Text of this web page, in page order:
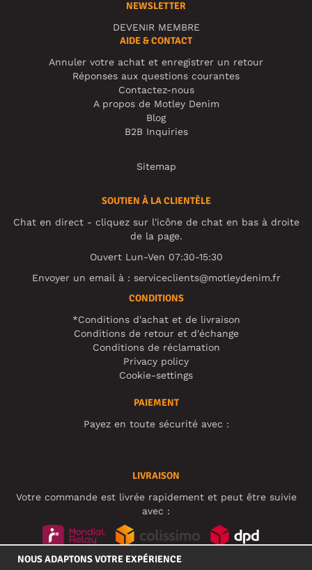
NEWSLETTER
DEVENIR MEMBRE
AIDE & CONTACT
Annuler votre achat et enregistrer un retour
Réponses aux questions courantes
Contactez-nous
A propos de Motley Denim
Blog
B2B Inquiries
Sitemap
SOUTIEN À LA CLIENTÈLE
Chat en direct - cliquez sur l'icône de chat en bas à droite
de la page.
Ouvert Lun-Ven 07:30-15:30
Envoyer un email à : serviceclients@motleydenim.fr
CONDITIONS
*Conditions d'achat et de livraison
Conditions de retour et d'échange
Conditions de réclamation
Privacy policy
Cookie-settings
PAIEMENT
Payez en toute sécurité avec :
LIVRAISON
Votre commande est livrée rapidement et peut être suivie
avec :
NOUS ADAPTONS VOTRE EXPÉRIENCE